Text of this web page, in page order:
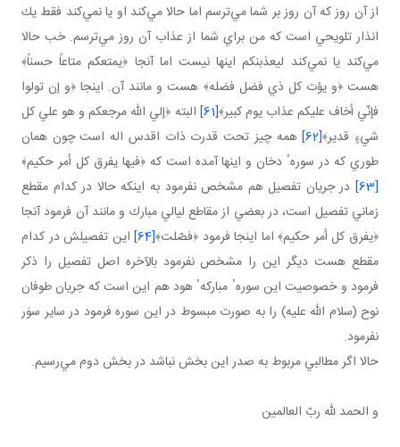
از آن روز كه آن روز بر شما مي‌ترسم اما حالا مي‌كند او يا نمي‌كند فقط يك
انذار تلويحي است كه من براي شما از عذاب آن روز مي‌ترسم. خب حالا
مي‌كند يا نمي‌كند ليعذبنكم اينها نيست اما آنجا ﴿يمتعكم متاعاً حسناً﴾
هست ﴿و يؤت كل ذي فضل فضله﴾ هست و مانند آن. اينجا ﴿و إن تولوا
فإنّي أخاف عليكم عذاب يوم كبير﴾[61]
البته ﴿إلي الله مرجعكم و هو علي كل
شيءٍ قدير﴾[62]
همه چيز تحت قدرت ذات اقدس اله است چون همان
طوري كه در سورهٴ دخان و اينها آمده است كه ﴿فيها يفرق كل أمر حكيم﴾
[63]
در جريان تفصيل هم مشخص نفرمود به اينكه حالا در كدام مقطع
زماني تفصيل است، در بعضي از مقاطع ليالي مبارك و مانند آن فرمود آنجا
﴿يفرق كل أمر حكيم﴾ اما اينجا فرمود ﴿فصّلت﴾[64]
اين تفصيلش در كدام
مقطع هست ديگر اين را مشخص نفرمود بالآخره اصل تفصيل را ذكر
فرمود و خصوصيت اين سورهٴ مباركهٴ هود هم اين است كه جريان طوفان
نوح (سلام الله عليه) را به صورت مبسوط در اين سوره فرمود در ساير سوَر
نفرمود.
حالا اگر مطالبي مربوط به صدر اين بخش نباشد در بخش دوم مي‌رسيم.
و الحمد لله ربّ العالمين